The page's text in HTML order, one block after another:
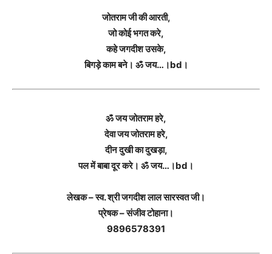
जोतराम जी की आरती,
जो कोई भगत करे,
कहे जगदीश उसके,
बिगड़े काम बने। ॐ जय…।bd।
ॐ जय जोतराम हरे,
देवा जय जोतराम हरे,
दीन दुखी का दुखड़ा,
पल में बाबा दूर करे। ॐ जय…।bd।
लेखक – स्व. श्री जगदीश लाल सारस्वत जी।
प्रेषक – संजीव टोहाना।
9896578391